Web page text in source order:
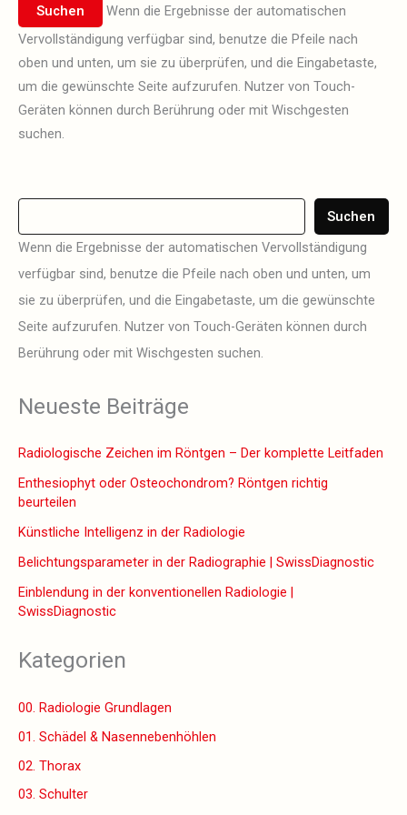
Wenn die Ergebnisse der automatischen
Vervollständigung verfügbar sind, benutze die Pfeile nach
oben und unten, um sie zu überprüfen, und die Eingabetaste,
um die gewünschte Seite aufzurufen. Nutzer von Touch-
Geräten können durch Berührung oder mit Wischgesten
suchen.
Suchen
Wenn die Ergebnisse der automatischen Vervollständigung
verfügbar sind, benutze die Pfeile nach oben und unten, um
sie zu überprüfen, und die Eingabetaste, um die gewünschte
Seite aufzurufen. Nutzer von Touch-Geräten können durch
Berührung oder mit Wischgesten suchen.
Neueste Beiträge
Radiologische Zeichen im Röntgen – Der komplette Leitfaden
Enthesiophyt oder Osteochondrom? Röntgen richtig
beurteilen
Künstliche Intelligenz in der Radiologie
Belichtungsparameter in der Radiographie | SwissDiagnostic
Einblendung in der konventionellen Radiologie |
SwissDiagnostic
Kategorien
00. Radiologie Grundlagen
01. Schädel & Nasennebenhöhlen
02. Thorax
03. Schulter